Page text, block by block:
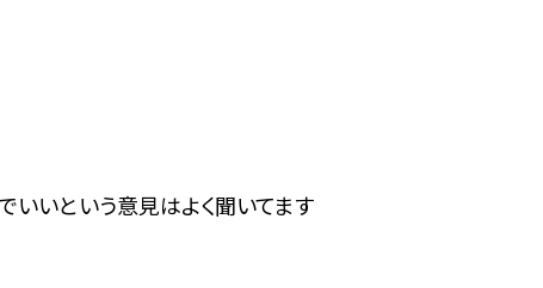
いいという意見はよく聞いてます